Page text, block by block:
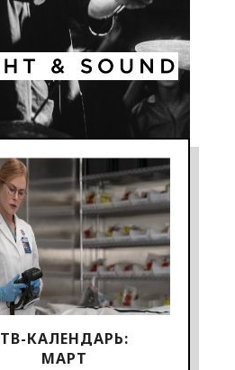
ТВ-КАЛЕНДАРЬ:
МАРТ